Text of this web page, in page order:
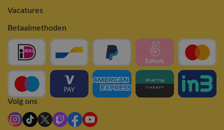
Vacatures
Betaalmethoden
Volg ons